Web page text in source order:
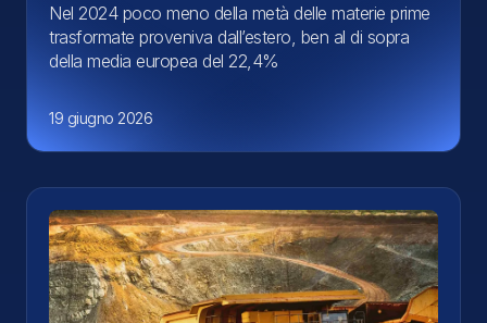
Nel 2024 poco meno della metà delle materie prime
trasformate proveniva dall’estero, ben al di sopra
della media europea del 22,4%
19 giugno 2026